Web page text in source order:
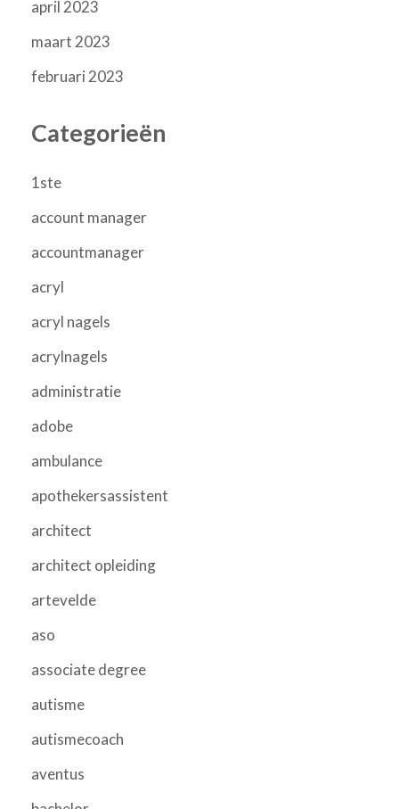
april 2023
maart 2023
februari 2023
Categorieën
1ste
account manager
accountmanager
acryl
acryl nagels
acrylnagels
administratie
adobe
ambulance
apothekersassistent
architect
architect opleiding
artevelde
aso
associate degree
autisme
autismecoach
aventus